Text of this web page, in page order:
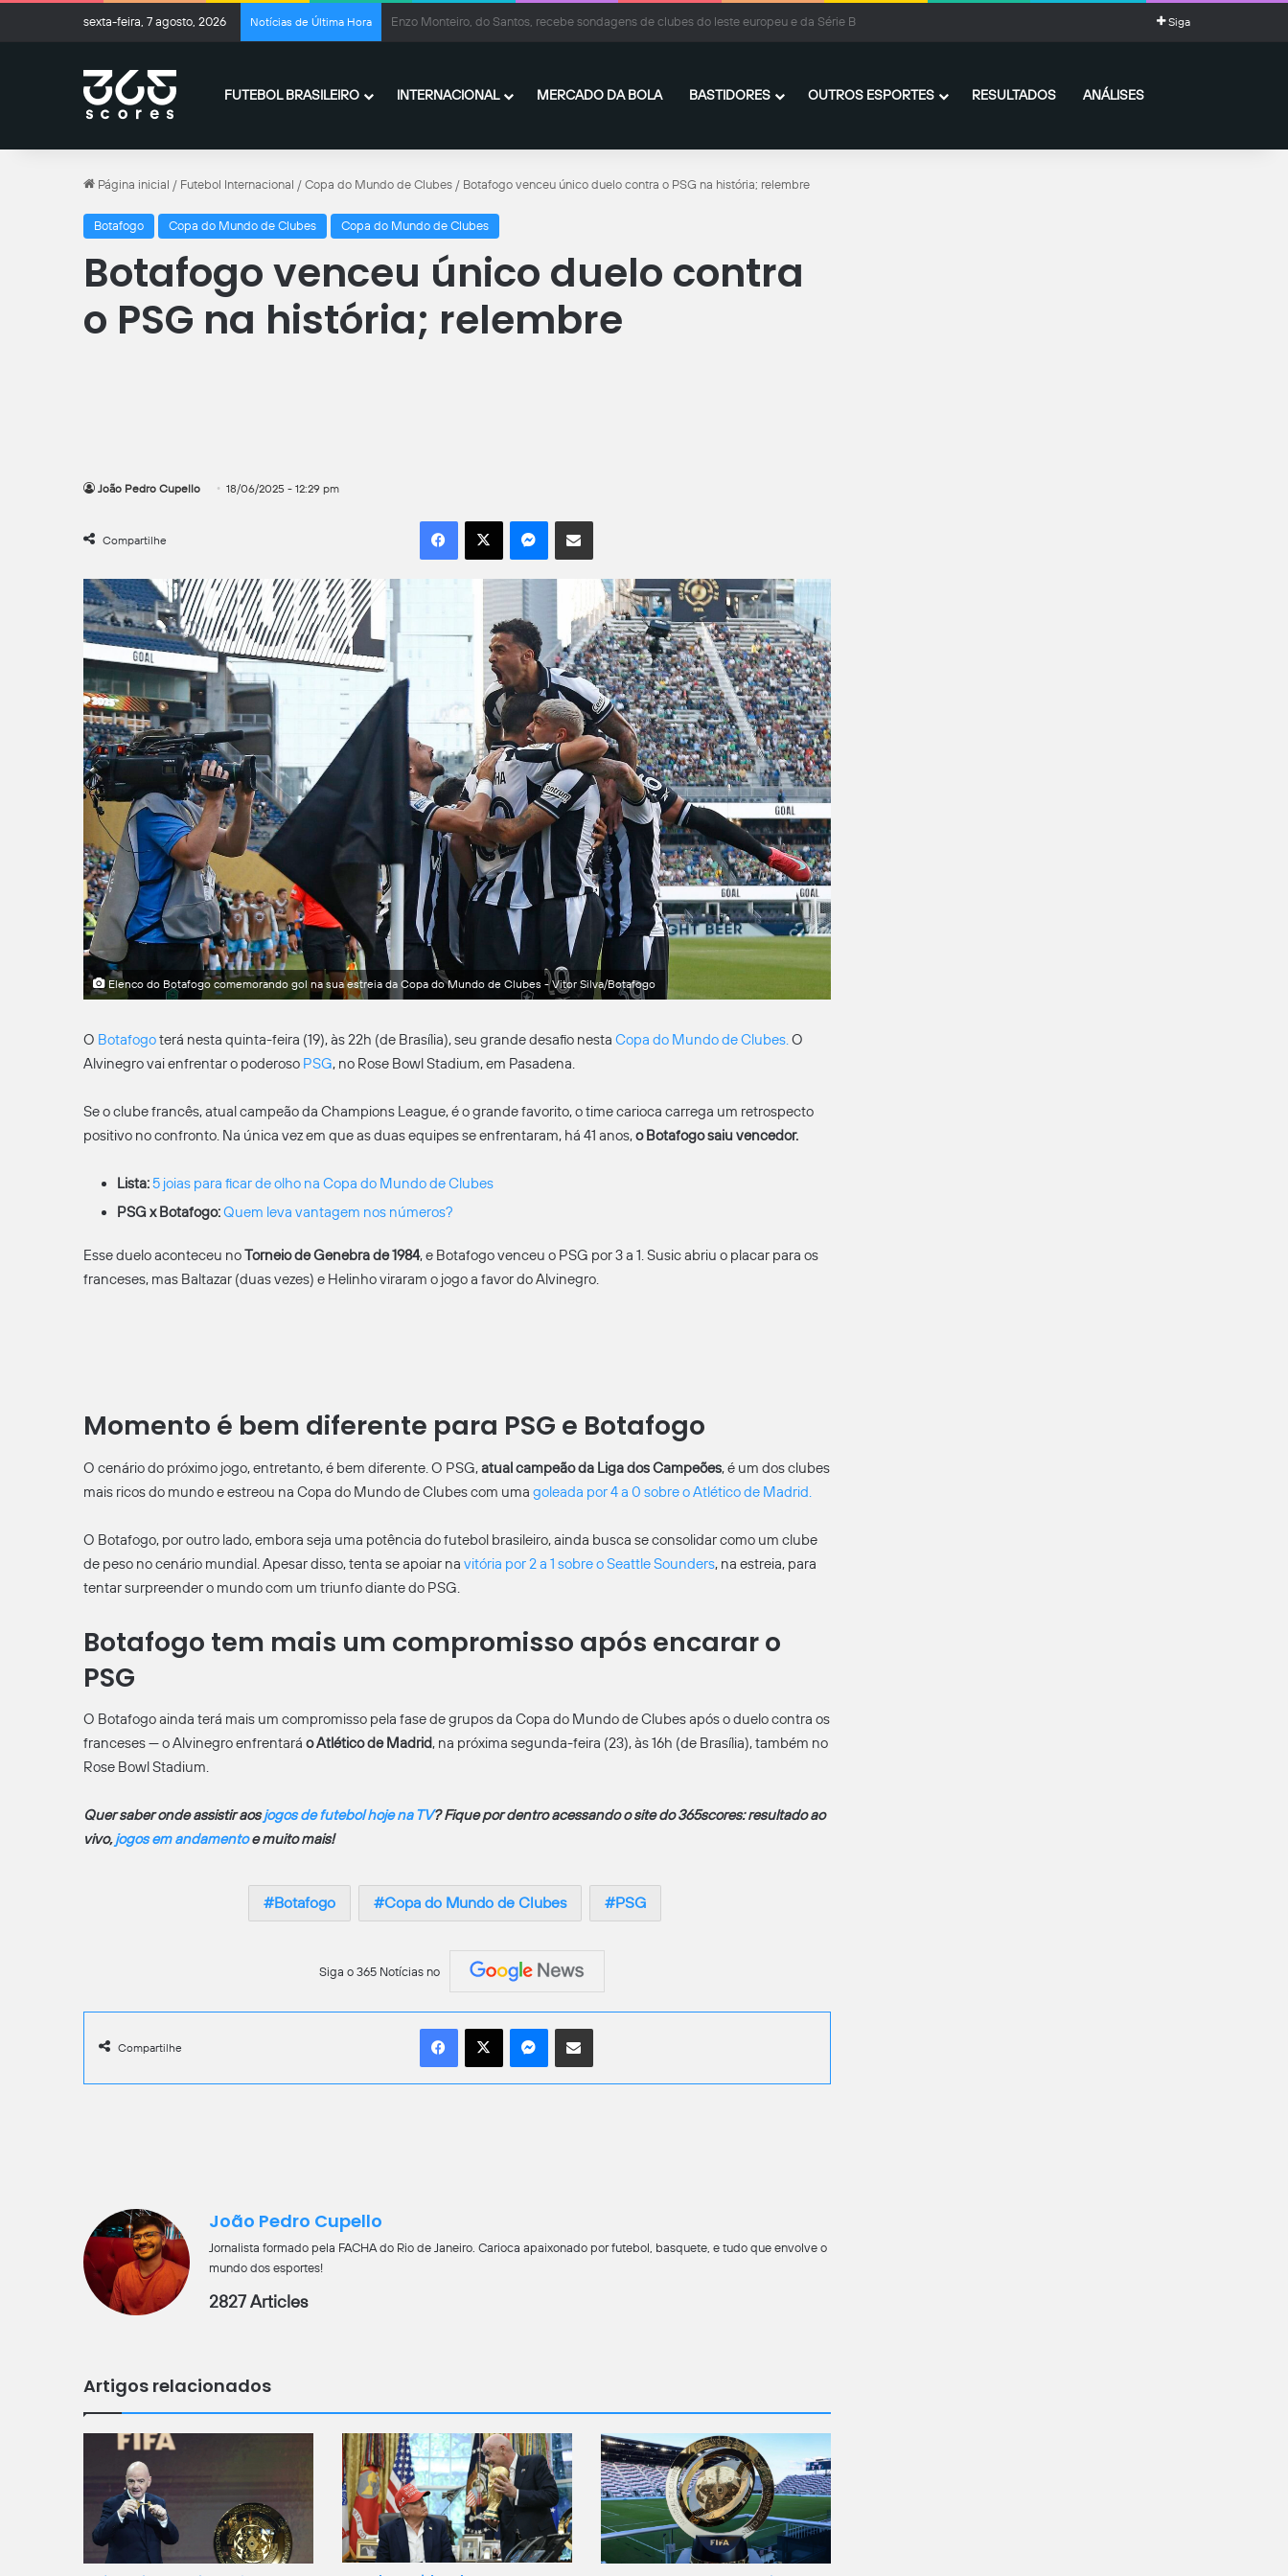
sexta-feira, 7 agosto, 2026 Notícias de Última Hora Ex-Corinthians, Matheus Davó vive grande fase em Israel e inicia temporada com média impressionante de gols Siga
FUTEBOL BRASILEIRO INTERNACIONAL MERCADO DA BOLA BASTIDORES OUTROS ESPORTES RESULTADOS ANÁLISES
Página inicial / Futebol Internacional / Copa do Mundo de Clubes / Botafogo venceu único duelo contra o PSG na história; relembre
Botafogo Copa do Mundo de Clubes Copa do Mundo de Clubes
Botafogo venceu único duelo contra
o PSG na história; relembre
João Pedro Cupello 18/06/2025 - 12:29 pm
Compartilhe
Facebook
X MessengerCompartilhar por e-mail
Elenco do Botafogo comemorando gol na sua estreia da Copa do Mundo de Clubes - Vitor Silva/Botafogo
O Botafogoterá nesta quinta-feira (19), às 22h (de Brasília), seu grande desafio nesta Copa do Mundo de Clubes.O
Alvinegro vai enfrentar o poderoso PSG, no Rose Bowl Stadium, em Pasadena.
Se o clube francês, atual campeão da Champions League, é o grande favorito, o time carioca carrega um retrospecto
positivo no confronto. Na única vez em que as duas equipes se enfrentaram, há 41 anos,o Botafogo saiu vencedor.
Lista:5 joias para ficar de olho na Copa do Mundo de Clubes
PSG x Botafogo:Quem leva vantagem nos números?
Esse duelo aconteceu noTorneio de Genebra de 1984, e Botafogo venceu o PSG por 3 a 1. Susic abriu o placar para os
franceses, mas Baltazar (duas vezes) e Helinho viraram o jogo a favor do Alvinegro.
Momento é bem diferente para PSG e Botafogo
O cenário do próximo jogo, entretanto, é bem diferente. O PSG,atual campeão da Liga dos Campeões, é um dos clubes
mais ricos do mundo e estreou na Copa do Mundo de Clubes com uma goleada por 4 a 0 sobre o Atlético de Madrid.
O Botafogo, por outro lado, embora seja uma potência do futebol brasileiro, ainda busca se consolidar como um clube
de peso no cenário mundial. Apesar disso, tenta se apoiar na vitória por 2 a 1 sobre o Seattle Sounders, na estreia, para
tentar surpreender o mundo com um triunfo diante do PSG.
Botafogo tem mais um compromisso após encarar o
PSG
O Botafogo ainda terá mais um compromisso pela fase de grupos da Copa do Mundo de Clubes após o duelo contra os
franceses — o Alvinegro enfrentará o Atlético de Madrid, na próxima segunda-feira (23), às 16h (de Brasília), também no
Rose Bowl Stadium.
Quer saber onde assistir aosjogos de futebol hoje na TV? Fique por dentro acessando o site do 365scores: resultado ao
vivo,jogos em andamentoe muito mais!
Botafogo Copa do Mundo de Clubes PSG
Siga o 365 Notícias no
Compartilhe
Facebook
X MessengerCompartilhar por e-mail
João Pedro Cupello
Jornalista formado pela FACHA do Rio de Janeiro. Carioca apaixonado por futebol, basquete, e tudo que envolve o
mundo dos esportes!
2827 Articles
Artigos relacionados